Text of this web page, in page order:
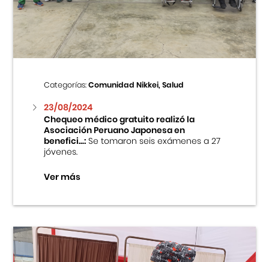
Centro Cultural Peruano Japonés
Cursos
Museo de la Inmigración Japonesa
Fondo Editorial
Teatro Peruano Japonés
Categorías:Comunidad Nikkei, Salud
23/08/2024
Chequeo médico gratuito realizó la
Asociación Peruano Japonesa en
benefici...:Se tomaron seis exámenes a 27
jóvenes.
Ver más